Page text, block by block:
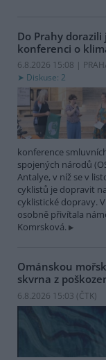
Do Prahy
konferenci o
6.8.2026 15:08 |
Diskuse: 2
konference
spojených národů
Antalye, v níž se v
cyklistů je dopravit
cyklistické dopravy.
osobně přivítala
Komrsková.
Ománskou
skvrna z
6.8.2026 15:03 (ČTK)